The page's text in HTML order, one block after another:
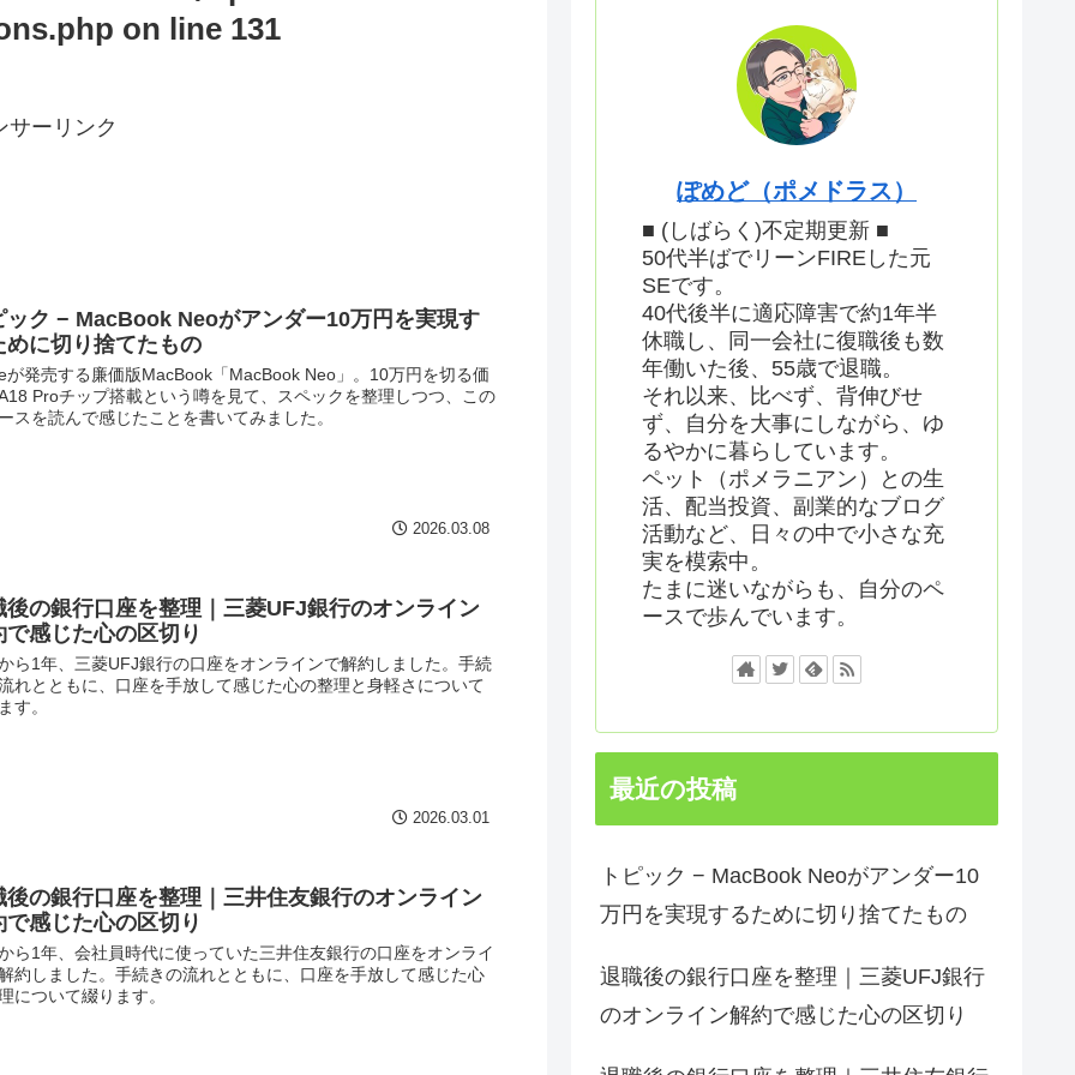
on line 131
サーリンク
ック − MacBook Neoがアンダー10万円を実現す
めに切り捨てたもの
が発売する廉価版MacBook「MacBook Neo」。10万円を切る価
Proチップ搭載という噂を見て、スペックを整理しつつ、この
スを読んで感じたことを書いてみました。
2026.03.08
後の銀行口座を整理｜三菱UFJ銀行のオンライン
で感じた心の区切り
ら1年、三菱UFJ銀行の口座をオンラインで解約しました。手続
れとともに、口座を手放して感じた心の整理と身軽さについて
す。
2026.03.01
後の銀行口座を整理｜三井住友銀行のオンライン
で感じた心の区切り
ら1年、会社員時代に使っていた三井住友銀行の口座をオンライ
約しました。手続きの流れとともに、口座を手放して感じた心
について綴ります。
ぽめど（ポメドラス）
■ (しばらく)不定期更新 ■
50代半ばでリーンFIREした元
SEです。
40代後半に適応障害で約1年半
休職し、同一会社に復職後も数
年働いた後、55歳で退職。
それ以来、比べず、背伸びせ
ず、自分を大事にしながら、ゆ
るやかに暮らしています。
ペット（ポメラニアン）との生
活、配当投資、副業的なブログ
活動など、日々の中で小さな充
実を模索中。
たまに迷いながらも、自分のペ
ースで歩んでいます。
最近の投稿
トピック − MacBook Neoがアンダー10
万円を実現するために切り捨てたもの
退職後の銀行口座を整理｜三菱UFJ銀行
のオンライン解約で感じた心の区切り